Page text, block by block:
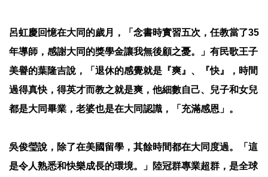
呂虹慶回憶在大同的歲月，「念書時實習五次，任教當了35
年導師，感謝大同的獎學金讓我無後顧之憂。」有民歌王子
美譽的葉隆吉說，「退休的感覺就是『爽』、『快』，時間
過得真快，得英才而教之就是爽，他細數自己、兒子和女兒
都是大同畢業，老婆也是在大同認識，「充滿感恩」。
吳俊瑩說，除了在美國留學，其餘時間都在大同度過。「這
是令人熟悉和快樂成長的環境。」陸冠群專業超群，是全球